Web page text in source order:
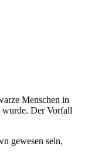
Menschen in
wurde. Der Vorfall
gewesen sein,